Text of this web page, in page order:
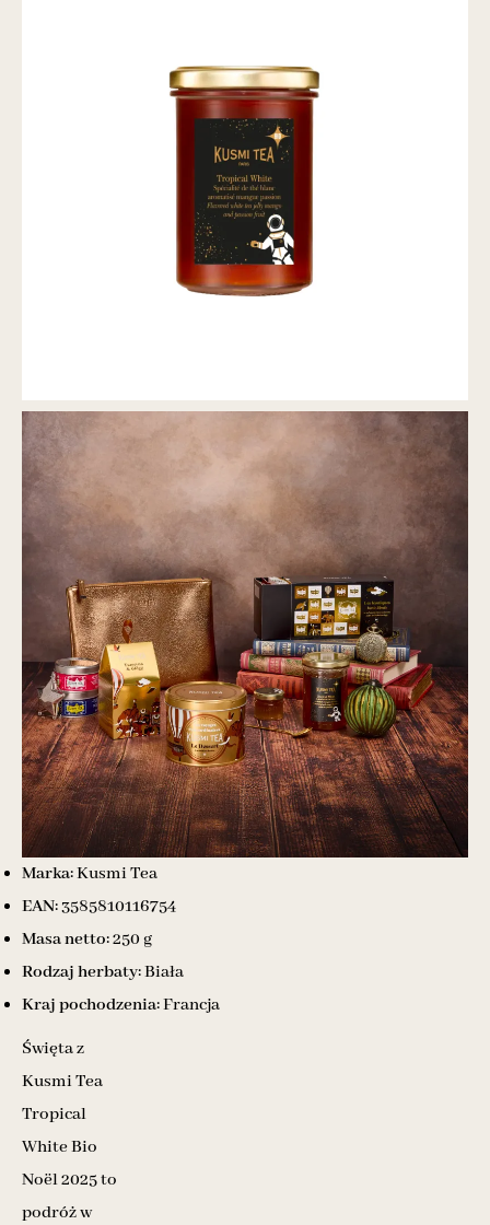
Marka:Kusmi Tea
EAN:3585810116754
Masa netto:250 g
Rodzaj herbaty:Biała
Kraj pochodzenia:Francja
Święta z
Kusmi Tea
Tropical
White Bio
Noël 2025 to
podróż w